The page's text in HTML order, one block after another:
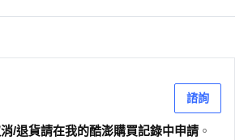
諮詢
/退貨請在我的酷澎購買記錄中申請 。